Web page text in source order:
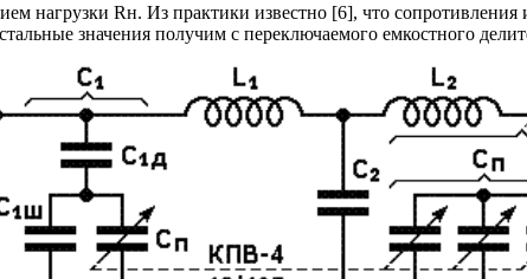
нагрузки Rн. Из практики известно [6], что
значения получим с переключаемого емкостного